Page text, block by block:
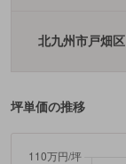
北九州市戸畑区
坪単価の推移